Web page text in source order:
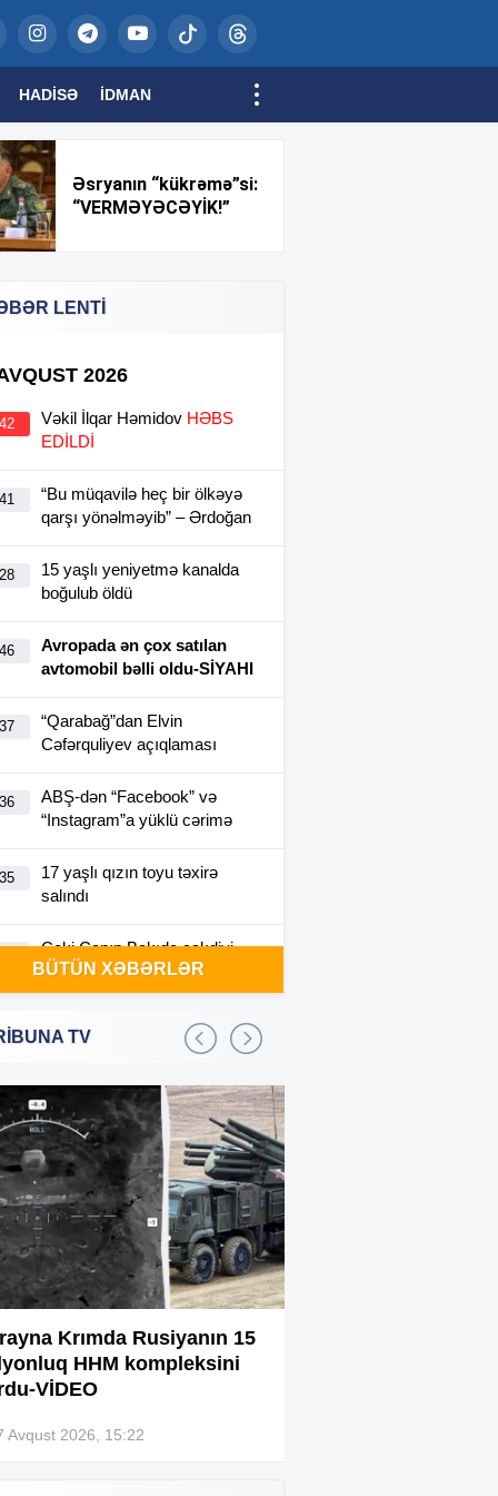
HADISƏ İDMAN
Əsryanın “kükrəmə”si:
“VERMƏYƏCƏYİK!”
LENTİ
2026
Vəkil İlqar Həmidov HƏBS
EDİLDİ
“Bu müqavilə heç bir ölkəyə
qarşı yönəlməyib” – Ərdoğan
15 yaşlı yeniyetmə kanalda
boğulub öldü
Avropada ən çox satılan
avtomobil bəlli oldu-SİYAHI
“Qarabağ”dan Elvin
Cəfərquliyev açıqlaması
ABŞ-dən “Facebook” və
“Instagram”a yüklü cərimə
17 yaşlı qızın toyu təxirə
salındı
Ceki Çanın Bakıda çəkdiyi
filmə görə Azərbaycan 1
milyon dollar ödəyə bilər?
Bakıda 2,5 milyon manata
Sərdar Ortaç xəstəxanaya
yerləşdirilib?
Rüşvətdə təqsirləndirilən 3
vəzifəli şəxsin məhkəməsi
başlayır
“Həyat yoldaşın istəmirsə,
Kiberpolis əməliyyat keçirdi:
Xarici saytları ələ keçirən
BÜTÜN XƏBƏRLƏR
TV
Krımda Rusiyanın 15
HHM kompleksini
VİDEO
Avqust 2026, 15:22